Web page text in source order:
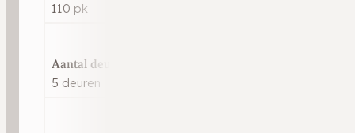
110 pk
Aantal deuren
5 deuren